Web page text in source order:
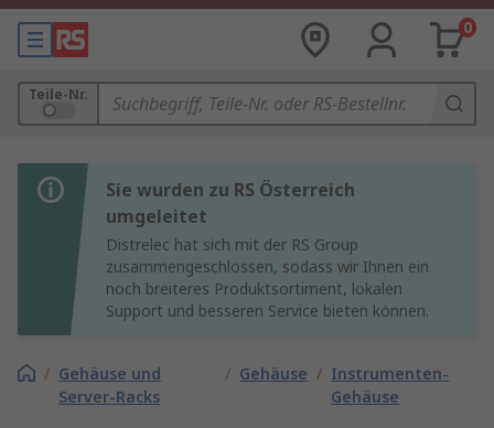
0
Teile-Nr.
Sie wurden zu RS Österreich
umgeleitet
Distrelec hat sich mit der RS Group
zusammengeschlossen, sodass wir Ihnen ein
noch breiteres Produktsortiment, lokalen
Support und besseren Service bieten können.
/ Gehäuse und
Server-Racks
/ Gehäuse / Instrumenten-
Gehäuse